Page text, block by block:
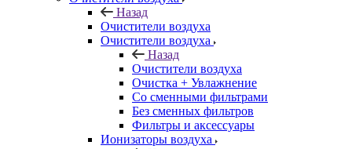
Назад
Очистители воздуха
Очистители воздуха
Назад
Очистители воздуха
Очистка + Увлажнение
Cо сменными фильтрами
Без сменных фильтров
Фильтры и аксессуары
Ионизаторы воздуха